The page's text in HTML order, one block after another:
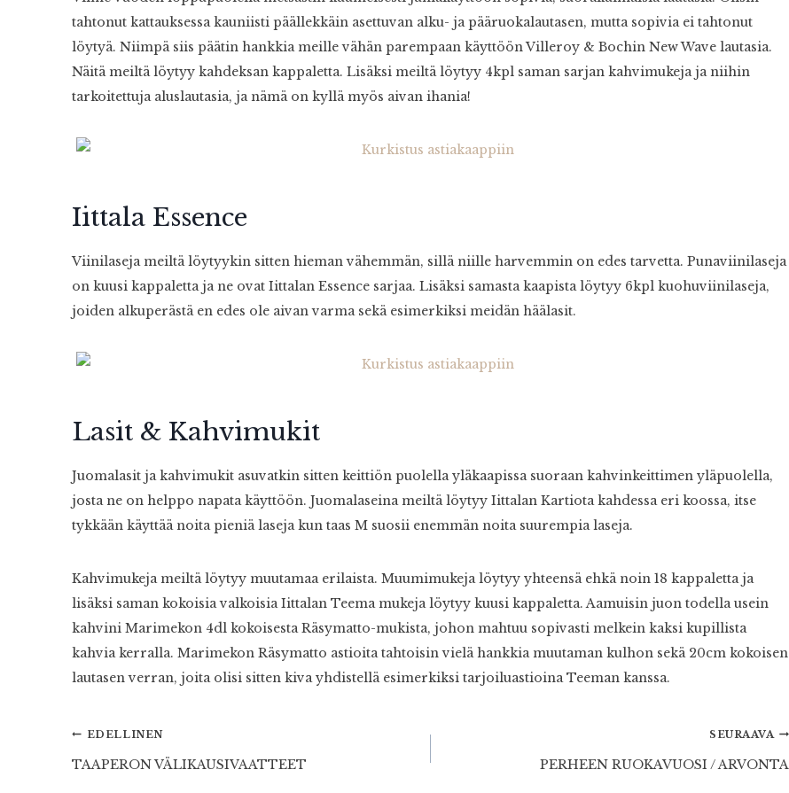
tahtonut kattauksessa kauniisti päällekkäin asettuvan alku- ja pääruokalautasen, mutta sopivia ei tahtonut
löytyä. Niimpä siis päätin hankkia meille vähän parempaan käyttöön Villeroy & Bochin New Wave lautasia.
Näitä meiltä löytyy kahdeksan kappaletta. Lisäksi meiltä löytyy 4kpl saman sarjan kahvimukeja ja niihin
tarkoitettuja aluslautasia, ja nämä on kyllä myös aivan ihania!
Iittala Essence
Viinilaseja meiltä löytyykin sitten hieman vähemmän, sillä niille harvemmin on edes tarvetta. Punaviinilaseja
on kuusi kappaletta ja ne ovat Iittalan Essence sarjaa. Lisäksi samasta kaapista löytyy 6kpl kuohuviinilaseja,
joiden alkuperästä en edes ole aivan varma sekä esimerkiksi meidän häälasit.
Lasit & Kahvimukit
Juomalasit ja kahvimukit asuvatkin sitten keittiön puolella yläkaapissa suoraan kahvinkeittimen yläpuolella,
josta ne on helppo napata käyttöön. Juomalaseina meiltä löytyy Iittalan Kartiota kahdessa eri koossa, itse
tykkään käyttää noita pieniä laseja kun taas M suosii enemmän noita suurempia laseja.
Kahvimukeja meiltä löytyy muutamaa erilaista. Muumimukeja löytyy yhteensä ehkä noin 18 kappaletta ja
lisäksi saman kokoisia valkoisia Iittalan Teema mukeja löytyy kuusi kappaletta. Aamuisin juon todella usein
kahvini Marimekon 4dl kokoisesta Räsymatto-mukista, johon mahtuu sopivasti melkein kaksi kupillista
kahvia kerralla. Marimekon Räsymatto astioita tahtoisin vielä hankkia muutaman kulhon sekä 20cm kokoisen
lautasen verran, joita olisi sitten kiva yhdistellä esimerkiksi tarjoiluastioina Teeman kanssa.
Artikkelien
selaus
EDELLINEN
TAAPERON VÄLIKAUSIVAATTEET
SEURAAVA
PERHEEN RUOKAVUOSI / ARVONTA